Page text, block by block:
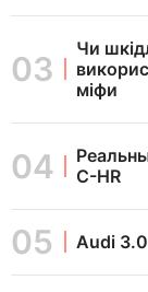
Чи
міфи
C-HR
Audi 3.0